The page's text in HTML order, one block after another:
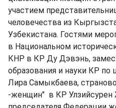
участием
человечества из
Узбекистана. Гостями
в Национальном
КНР в КР Ду Дэвэнь,
образования и науки КР
Лира Самыкбаева,
-женщин" в КР Улзийсурен